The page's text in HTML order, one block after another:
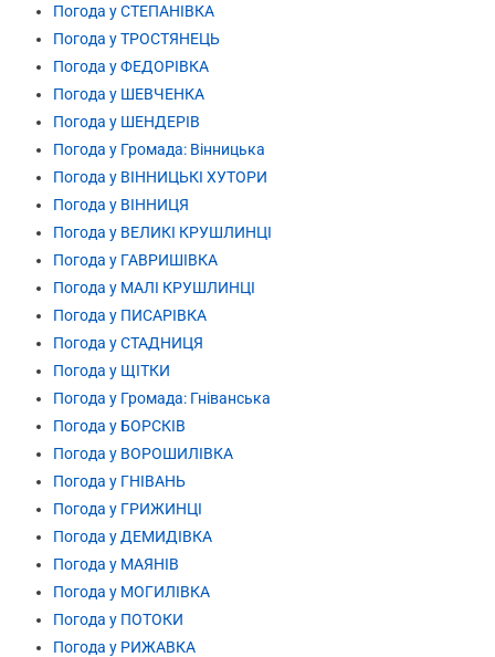
Погода у СТЕПАНІВКА
Погода у ТРОСТЯНЕЦЬ
Погода у ФЕДОРІВКА
Погода у ШЕВЧЕНКА
Погода у ШЕНДЕРІВ
Погода у Громада: Вінницька
Погода у ВІННИЦЬКІ ХУТОРИ
Погода у ВІННИЦЯ
Погода у ВЕЛИКІ КРУШЛИНЦІ
Погода у ГАВРИШІВКА
Погода у МАЛІ КРУШЛИНЦІ
Погода у ПИСАРІВКА
Погода у СТАДНИЦЯ
Погода у ЩІТКИ
Погода у Громада: Гніванська
Погода у БОРСКІВ
Погода у ВОРОШИЛІВКА
Погода у ГНІВАНЬ
Погода у ГРИЖИНЦІ
Погода у ДЕМИДІВКА
Погода у МАЯНІВ
Погода у МОГИЛІВКА
Погода у ПОТОКИ
Погода у РИЖАВКА